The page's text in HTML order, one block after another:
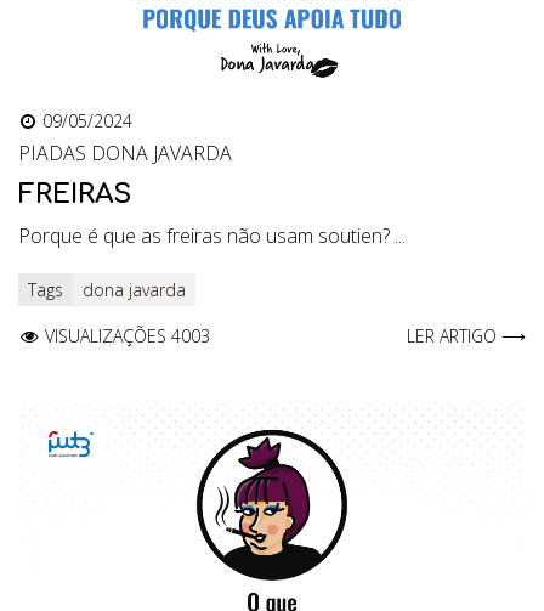
09/05/2024
PIADAS DONA JAVARDA
FREIRAS
Porque é que as freiras não usam soutien? ...
Tags
dona javarda
VISUALIZAÇÕES 4003
LER ARTIGO ⟶